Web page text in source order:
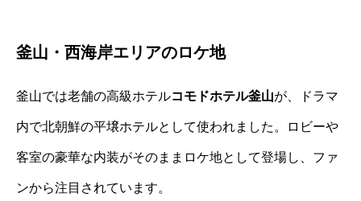
釜山・西海岸エリアのロケ地
釜山では老舗の高級ホテルコモドホテル釜山が、ドラマ
内で北朝鮮の平壌ホテルとして使われました。ロビーや
客室の豪華な内装がそのままロケ地として登場し、ファ
ンから注目されています。